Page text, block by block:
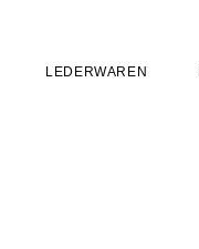
LEDERWAREN